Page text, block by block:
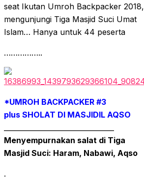
seat Ikutan Umroh Backpacker 2018,
mengunjungi Tiga Masjid Suci Umat
Islam… Hanya untuk 44 peserta
……………..
*UMROH BACKPACKER #3
plus SHOLAT DI MASJIDIL AQSO
Menyempurnakan salat di Tiga
Masjid Suci: Haram, Nabawi, Aqso
.